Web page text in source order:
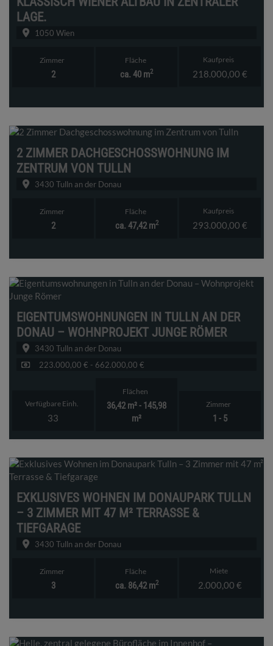
LAGE.
1050 Wien
Zimmer
2
Fläche
ca. 40 m2
Kaufpreis
218.000,00 €
2 ZIMMER DACHGESCHOSSWOHNUNG IM
ZENTRUM VON TULLN
3430 Tulln an der Donau
Zimmer
2
Fläche
ca. 47,42 m2
Kaufpreis
293.000,00 €
EIGENTUMSWOHNUNGEN IN TULLN AN DER
DONAU – WOHNPROJEKT JUNGE RÖMER
3430 Tulln an der Donau
223.000,00 € - 662.000,00 €
Verfügbare Einh.
33
Flächen
36,42 m² - 145,98
m²
Zimmer
1 - 5
EXKLUSIVES WOHNEN IM DONAUPARK TULLN
– 3 ZIMMER MIT 47 M² TERRASSE &
TIEFGARAGE
3430 Tulln an der Donau
Zimmer
3
Fläche
ca. 86,42 m2
Miete
2.000,00 €